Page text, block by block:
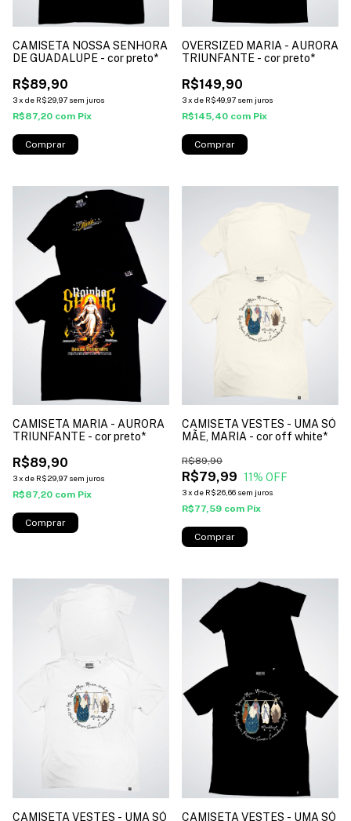
CAMISETA NOSSA SENHORA
DE GUADALUPE - cor preto*
R$89,90
3x de R$29,97 sem juros
R$87,20 com Pix
Comprar
OVERSIZED MARIA - AURORA
TRIUNFANTE - cor preto*
R$149,90
3x de R$49,97 sem juros
R$145,40 com Pix
Comprar
CAMISETA MARIA - AURORA
TRIUNFANTE - cor preto*
R$89,90
3x de R$29,97 sem juros
R$87,20 com Pix
Comprar
CAMISETA VESTES - UMA SÓ
MÃE, MARIA - cor off white*
R$79,99
R$89,90
11% OFF
3x de R$26,66 sem juros
R$77,59 com Pix
Comprar
CAMISETA VESTES - UMA SÓ CAMISETA VESTES - UMA SÓ